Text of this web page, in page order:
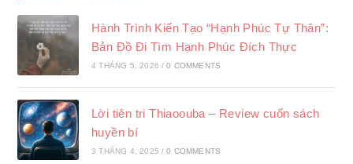
Hành Trình Kiến Tạo “Hạnh Phúc Tự Thân”:
Bản Đồ Đi Tìm Hạnh Phúc Đích Thực
4 THÁNG 5, 2026 / 0 COMMENTS
Lời tiên tri Thiaoouba – Review cuốn sách
huyền bí
3 THÁNG 4, 2025 / 0 COMMENTS